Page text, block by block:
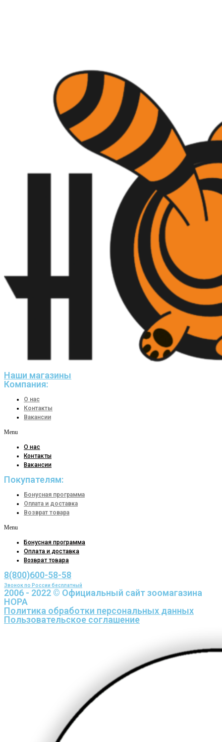
Наши магазины
Компания:
О нас
Контакты
Вакансии
Menu
О нас
Контакты
Вакансии
Покупателям:
Бонусная программа
Оплата и доставка
Возврат товара
Menu
Бонусная программа
Оплата и доставка
Возврат товара
8(800)600-58-58
Звонок по России бесплатный
2006 - 2022 © Официальный сайт зоомагазина
НОРА
Политика обработки персональных данных
Пользовательское соглашение